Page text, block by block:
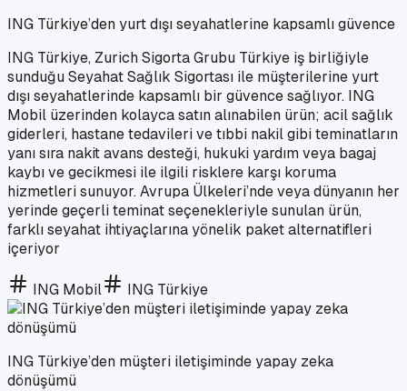
ING Türkiye’den yurt dışı seyahatlerine kapsamlı güvence
ING Türkiye, Zurich Sigorta Grubu Türkiye iş birliğiyle
sunduğu Seyahat Sağlık Sigortası ile müşterilerine yurt
dışı seyahatlerinde kapsamlı bir güvence sağlıyor. ING
Mobil üzerinden kolayca satın alınabilen ürün; acil sağlık
giderleri, hastane tedavileri ve tıbbi nakil gibi teminatların
yanı sıra nakit avans desteği, hukuki yardım veya bagaj
kaybı ve gecikmesi ile ilgili risklere karşı koruma
hizmetleri sunuyor. Avrupa Ülkeleri’nde veya dünyanın her
yerinde geçerli teminat seçenekleriyle sunulan ürün,
farklı seyahat ihtiyaçlarına yönelik paket alternatifleri
içeriyor
ING Mobil ING Türkiye
ING Türkiye’den müşteri iletişiminde yapay zeka
dönüşümü